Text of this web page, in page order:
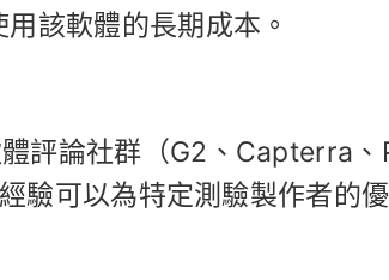
該軟體的長期成本。
評論社群（G2、Capterra
驗可以為特定測驗製作者的